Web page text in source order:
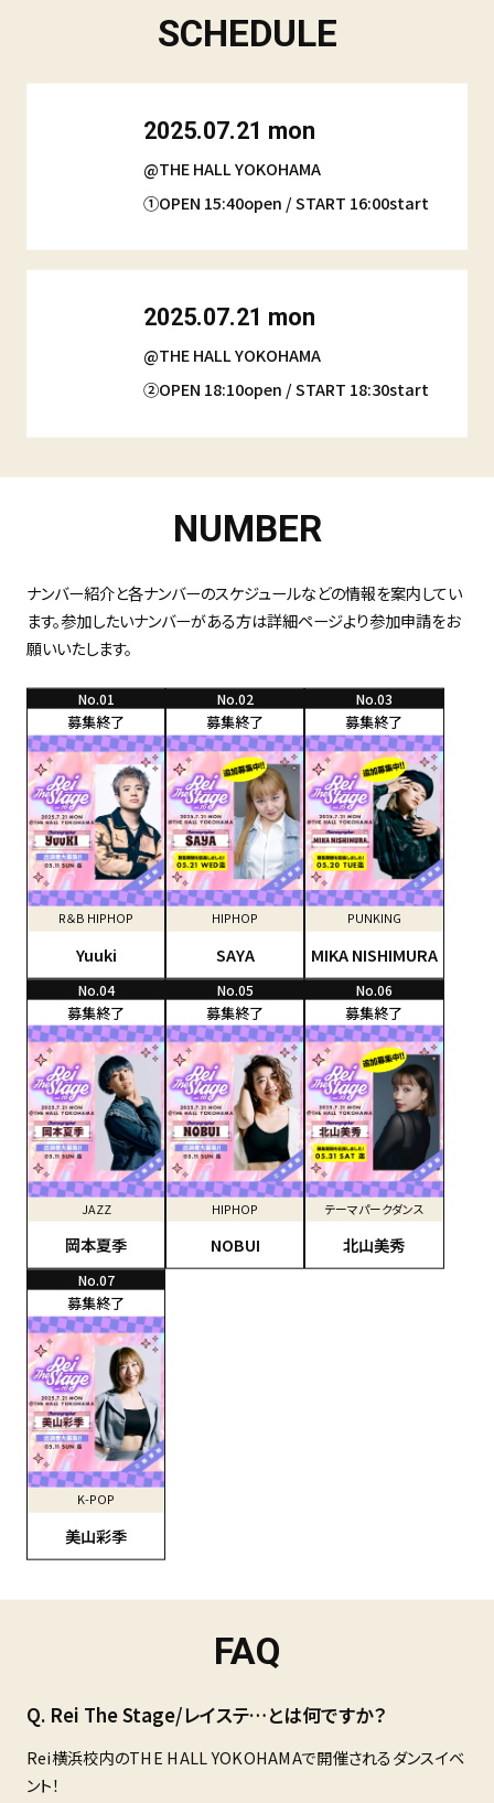
SCHEDULE
2025.07.21 mon
@THE HALL YOKOHAMA
①OPEN 15:40open / START 16:00start
2025.07.21 mon
@THE HALL YOKOHAMA
②OPEN 18:10open / START 18:30start
NUMBER
ナンバー紹介と各ナンバーのスケジュールなどの情報を案内してい
ます。参加したいナンバーがある方は詳細ページより参加申請をお
願いいたします。
R＆B HIPHOP
Yuuki
HIPHOP
SAYA
PUNKING
MIKA NISHIMURA
JAZZ
岡本夏季
HIPHOP
NOBUI
テーマパークダンス
北山美秀
K-POP
美山彩季
FAQ
Rei The Stage/レイステ…とは何ですか？
Rei横浜校内のTHE HALL YOKOHAMAで開催されるダンスイベ
ント！